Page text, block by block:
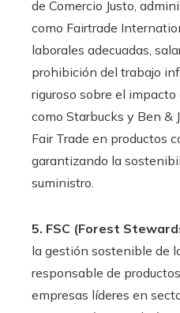
de Comercio Justo,
como Fairtrade
laborales adecuadas,
prohibición del trabajo
riguroso sobre el
como Starbucks y Ben &
Fair Trade en productos
garantizando la
suministro.
5. FSC (Forest
la gestión sostenible de
responsable de
empresas líderes en